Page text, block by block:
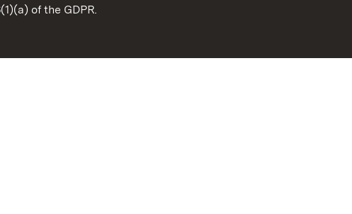
of the GDPR.
Baden-Wuerttemberg